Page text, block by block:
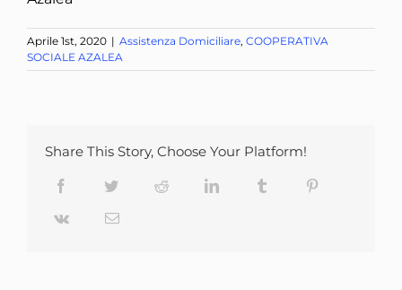
Aprile 1st, 2020 | Assistenza Domiciliare, COOPERATIVA
SOCIALE AZALEA
Share This Story, Choose Your Platform!
Facebook Twitter Reddit LinkedIn Tumblr
Vk Email